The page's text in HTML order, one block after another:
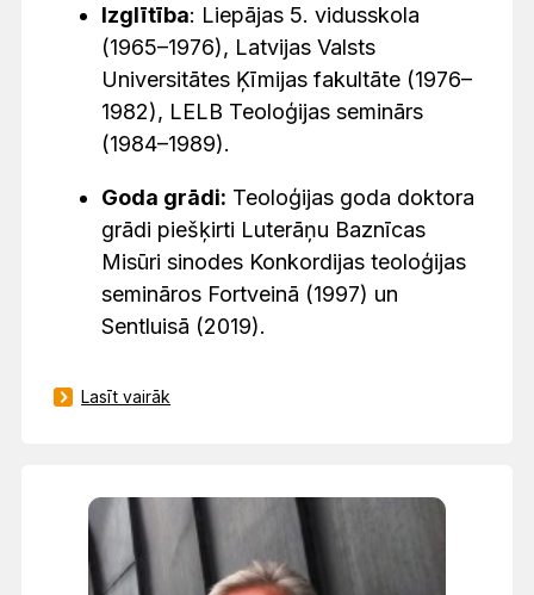
Izglītība: Liepājas 5. vidusskola
(1965–1976), Latvijas Valsts
Universitātes Ķīmijas fakultāte (1976–
1982), LELB Teoloģijas seminārs
(1984–1989).
Goda grādi: Teoloģijas goda doktora
grādi piešķirti Luterāņu Baznīcas
Misūri sinodes Konkordijas teoloģijas
semināros Fortveinā (1997) un
Sentluisā (2019).
Lasīt vairāk